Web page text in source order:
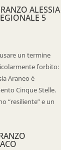
ALESSIA
5
un termine
forbito:
Araneo è
Cinque Stelle.
“resiliente” e un